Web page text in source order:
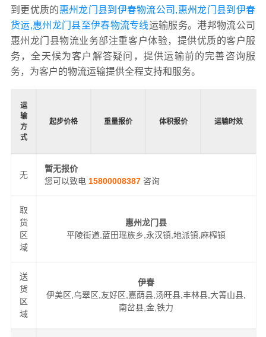
到更优质的惠州龙门县到伊春物流公司,惠州龙门县到伊春
货运,惠州龙门县至伊春物流专线运输服务。港邦物流公司
惠州龙门县物流业务部注重客户体验，提供优质的客户服
务，全天候为客户解答疑问，提供运输前的完善咨询服
务，为客户的物流运输提供全程支持和服务。
运
输
方
式
起步价格 重量报价 体积报价 运输时效
无
暂无报价
您可以致电 15800008387 咨询
取
货
区
域
惠州龙门县
平陵街道,蓝田瑶族乡,永汉镇,地派镇,麻榨镇
送
货
区
域
伊春
伊美区,乌翠区,友好区,嘉荫县,汤旺县,丰林县,大箐山县,
南岔县,金,铁力